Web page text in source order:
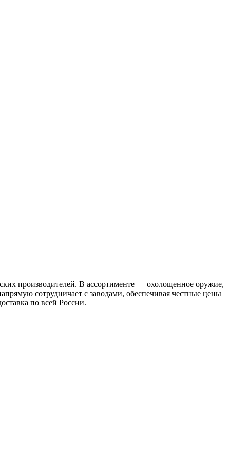
производителей. В ассортименте — охолощенное оружие,
сотрудничает с заводами, обеспечивая честные цены
по всей России.